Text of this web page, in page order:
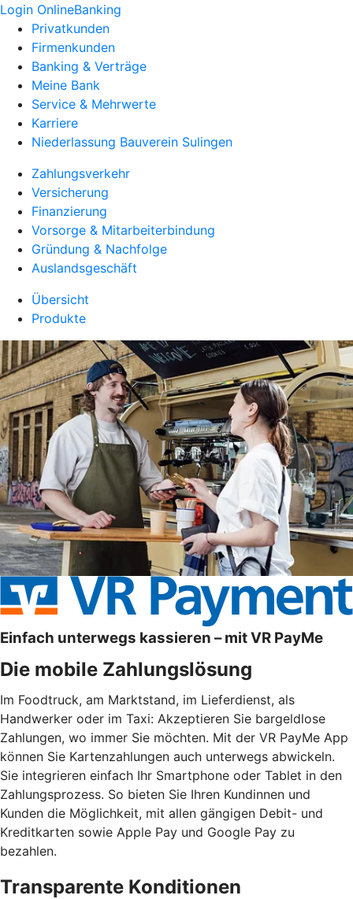
Login OnlineBanking
Privatkunden
Firmenkunden
Banking & Verträge
Meine Bank
Service & Mehrwerte
Karriere
Niederlassung Bauverein Sulingen
Zahlungsverkehr
Versicherung
Finanzierung
Vorsorge & Mitarbeiterbindung
Gründung & Nachfolge
Auslandsgeschäft
Übersicht
Produkte
Einfach unterwegs kassieren – mit VR PayMe
Die mobile Zahlungslösung
Im Foodtruck, am Marktstand, im Lieferdienst, als
Handwerker oder im Taxi: Akzeptieren Sie bargeldlose
Zahlungen, wo immer Sie möchten. Mit der VR PayMe App
können Sie Kartenzahlungen auch unterwegs abwickeln.
Sie integrieren einfach Ihr Smartphone oder Tablet in den
Zahlungsprozess. So bieten Sie Ihren Kundinnen und
Kunden die Möglichkeit, mit allen gängigen Debit- und
Kreditkarten sowie Apple Pay und Google Pay zu
bezahlen.
Transparente Konditionen